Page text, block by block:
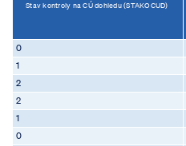
Stav kontroly na CÚ dohledu (STAKOCUD)
0
1
2
2
1
0